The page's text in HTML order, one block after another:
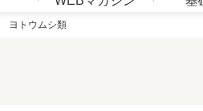
ヨトウムシ類